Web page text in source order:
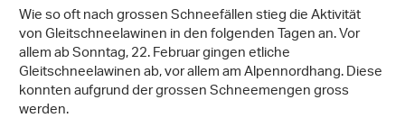
Wie so oft nach grossen Schneefällen stieg die Aktivität
von Gleitschneelawinen in den folgenden Tagen an. Vor
allem ab Sonntag, 22. Februar gingen etliche
Gleitschneelawinen ab, vor allem am Alpennordhang. Diese
konnten aufgrund der grossen Schneemengen gross
werden.